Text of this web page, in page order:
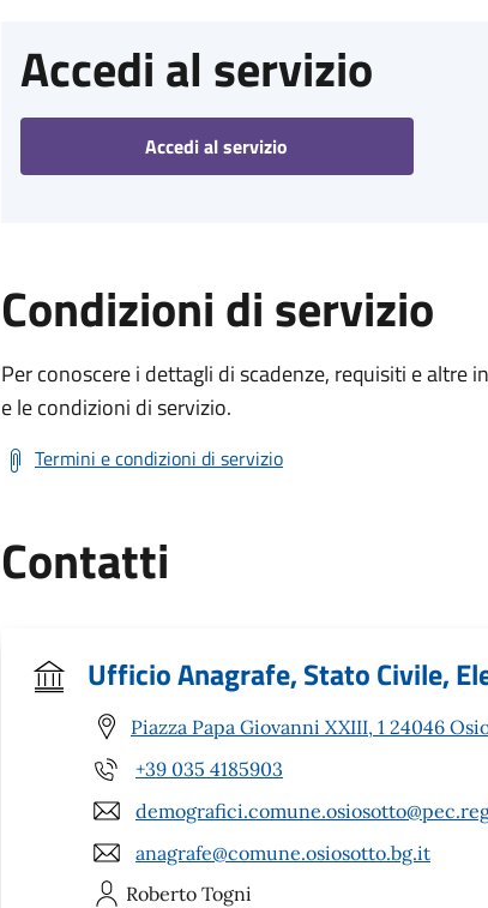
Accedi al servizio
Accedi al servizio
Condizioni di servizio
Per conoscere i dettagli di scadenze, requisiti e altre
e le condizioni di servizio.
Termini e condizioni di servizio
Contatti
Ufficio Anagrafe, Stato Civile,
Piazza Papa Giovanni XXIII, 1 24046
+39 035 4185903
anagrafe@comune.osiosotto.bg.it
Roberto Togni